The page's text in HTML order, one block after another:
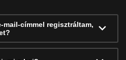
címmel regisztráltam,